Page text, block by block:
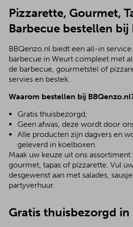
Pizzarette, Gourmet,
Barbecue bestellen bij
BBQenzo.nl biedt een all-in
barbecue in Weurt compleet met
de barbecue, gourmetstel of
servies en bestek.
Waarom bestellen bij
Gratis thuisbezorgd;
Geen afwas, deze wordt door
Alle producten zijn dagvers en
geleverd in koelboxen.
Maak uw keuze uit ons assortiment
gourmet, tapas of pizzarette. Vul
desgewenst aan met salades,
partyverhuur.
Gratis thuisbezorgd in